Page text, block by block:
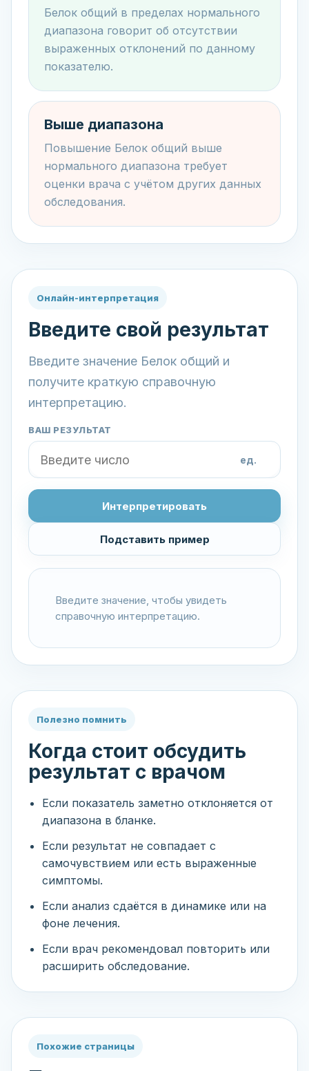
Белок общий в пределах нормального
диапазона говорит об отсутствии
выраженных отклонений по данному
показателю.
Выше диапазона
Повышение Белок общий выше
нормального диапазона требует
оценки врача с учётом других данных
обследования.
Онлайн-интерпретация
Введите свой результат
Введите значение Белок общий и
получите краткую справочную
интерпретацию.
ВАШ РЕЗУЛЬТАТ
ед.
Интерпретировать
Подставить пример
Введите значение, чтобы увидеть
справочную интерпретацию.
Полезно помнить
Когда стоит обсудить
результат с врачом
Если показатель заметно отклоняется от
диапазона в бланке.
Если результат не совпадает с
самочувствием или есть выраженные
симптомы.
Если анализ сдаётся в динамике или на
фоне лечения.
Если врач рекомендовал повторить или
расширить обследование.
Похожие страницы